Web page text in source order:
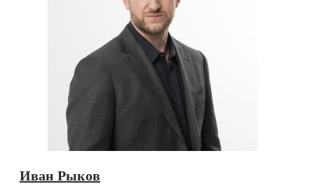
Иван Рыков